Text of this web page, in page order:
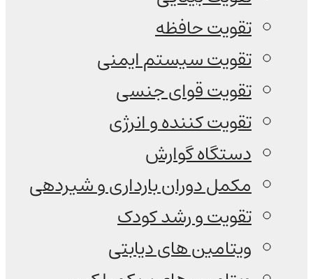
تقویت حافظه
تقویت سیستم ایمنی
تقویت قوای جنسی
تقویت کننده و انرژی
دستگاه گوارش
مکمل دوران بارداری و شیردهی
تقویت و رشد کودک
ویتامین های دیابتی